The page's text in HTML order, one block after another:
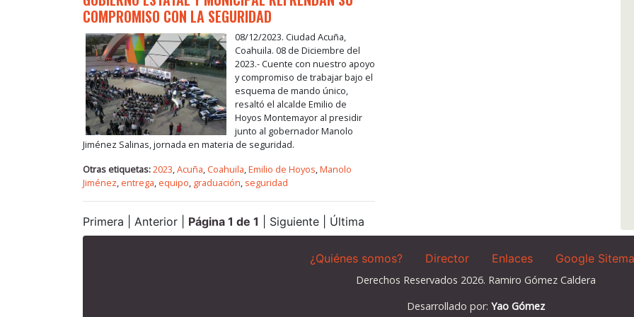
COMPROMISO CON LA SEGURIDAD
08/12/2023. Ciudad Acuña,
Coahuila. 08 de Diciembre del
2023.- Cuente con nuestro apoyo
y compromiso de trabajar bajo el
esquema de mando único,
resaltó el alcalde Emilio de
Hoyos Montemayor al presidir
junto al gobernador Manolo
Jiménez Salinas, jornada en materia de seguridad.
Otras etiquetas:2023,Acuña, Coahuila,Emilio de Hoyos,Manolo
Jiménez, entrega, equipo, graduación, seguridad
Primera | Anterior | Página 1 de 1 | Siguiente | Última
¿Quiénes somos? Director Enlaces Google
Derechos Reservados 2026. Ramiro Gómez Caldera
Desarrollado por: Yao Gómez